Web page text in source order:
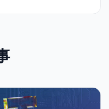
Rubin AI Factory 稼働